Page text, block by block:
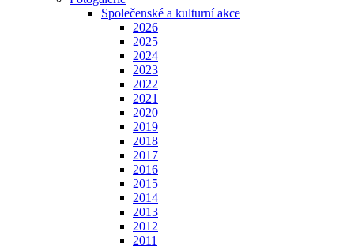
Společenské a kulturní akce
2026
2025
2024
2023
2022
2021
2020
2019
2018
2017
2016
2015
2014
2013
2012
2011